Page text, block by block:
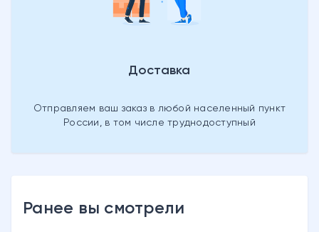
Доставка
Отправляем ваш заказ в любой населенный пункт
России, в том числе труднодоступный
Ранее вы смотрели